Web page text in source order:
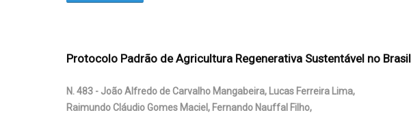
Protocolo Padrão de Agricultura Regenerativa Sustentável no Brasil
N. 483 - João Alfredo de Carvalho Mangabeira, Lucas Ferreira Lima,
Raimundo Cláudio Gomes Maciel, Fernando Nauffal Filho,